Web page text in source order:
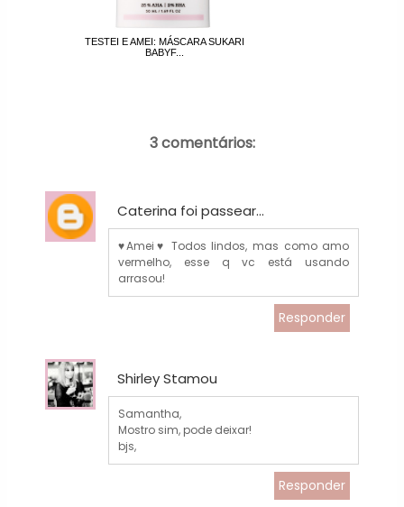
TESTEI E AMEI: MÁSCARA SUKARI
BABYF...
3 comentários:
Caterina foi passear...
♥Amei♥ Todos lindos, mas como amo
vermelho, esse q vc está usando
arrasou!
Responder
Shirley Stamou
Samantha,
Mostro sim, pode deixar!
bjs,
Responder